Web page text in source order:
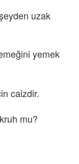
uzak
yemek
caizdir.
mu?